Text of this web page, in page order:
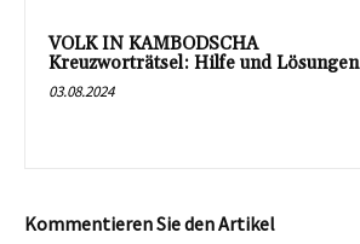
VOLK IN KAMBODSCHA
Kreuzworträtsel: Hilfe und Lösungen
03.08.2024
Kommentieren Sie den Artikel